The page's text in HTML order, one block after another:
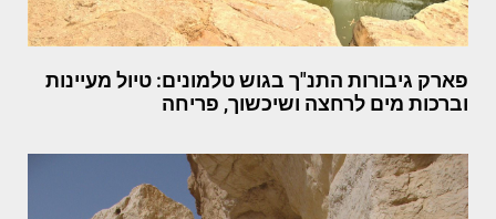
פארק גיבורות התנ"ך בגוש טלמונים: טיול מעיינות
וברכות מים לרחצה ושיכשוך, פריחה